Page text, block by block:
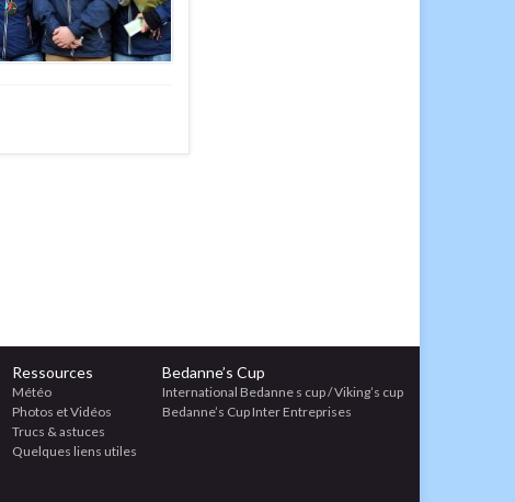
Ressources
Météo
Photos et Vidéos
Trucs & astuces
Quelques liens utiles
Bedanne’s Cup
International Bedanne s cup / Viking’s cup
Bedanne’s Cup Inter Entreprises